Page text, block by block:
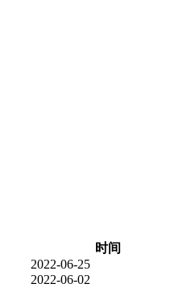
时间
2022-06-25
2022-06-02